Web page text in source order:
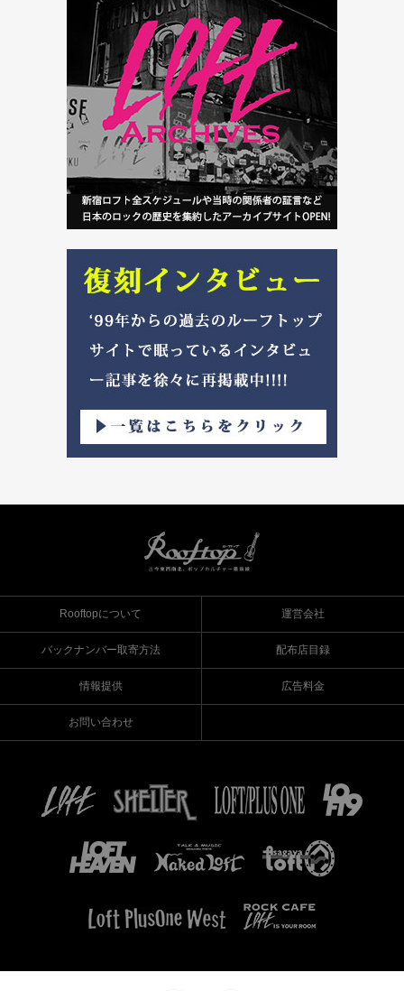
Rooftopについて 運営会社
バックナンバー取寄方法 配布店目録
情報提供 広告料金
お問い合わせ